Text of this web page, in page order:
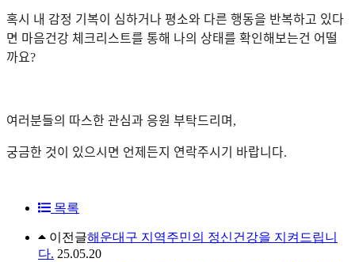
혹시 내 감정 기복이 심하거나 평소와 다른 행동을 반복하고 있다
면 마음건강 체크리스트를 통해 나의 상태를 확인해보는건 어떨
까요?
여러분들의 따스한 관심과 응원 부탁드리며,
궁금한 것이 있으시면 언제든지 연락주시기 바랍니다.
목록
이전글해운대구 지역주민의 정신건강을 지켜드립니
다. 25.05.20